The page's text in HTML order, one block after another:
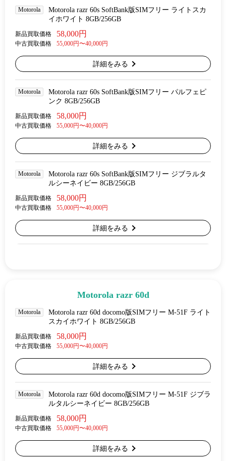
Motorola
Motorola razr 60s SoftBank版SIMフリー ライトスカ
イホワイト 8GB/256GB
新品買取価格 58,000円
中古買取価格 55,000円〜40,000円
詳細をみる
Motorola
Motorola razr 60s SoftBank版SIMフリー パルフェピ
ンク 8GB/256GB
新品買取価格 58,000円
中古買取価格 55,000円〜40,000円
詳細をみる
Motorola
Motorola razr 60s SoftBank版SIMフリー ジブラルタ
ルシーネイビー 8GB/256GB
新品買取価格 58,000円
中古買取価格 55,000円〜40,000円
詳細をみる
Motorola razr 60d
Motorola
Motorola razr 60d docomo版SIMフリー M-51F ライト
スカイホワイト 8GB/256GB
新品買取価格 58,000円
中古買取価格 55,000円〜40,000円
詳細をみる
Motorola
Motorola razr 60d docomo版SIMフリー M-51F ジブラ
ルタルシーネイビー 8GB/256GB
新品買取価格 58,000円
中古買取価格 55,000円〜40,000円
詳細をみる